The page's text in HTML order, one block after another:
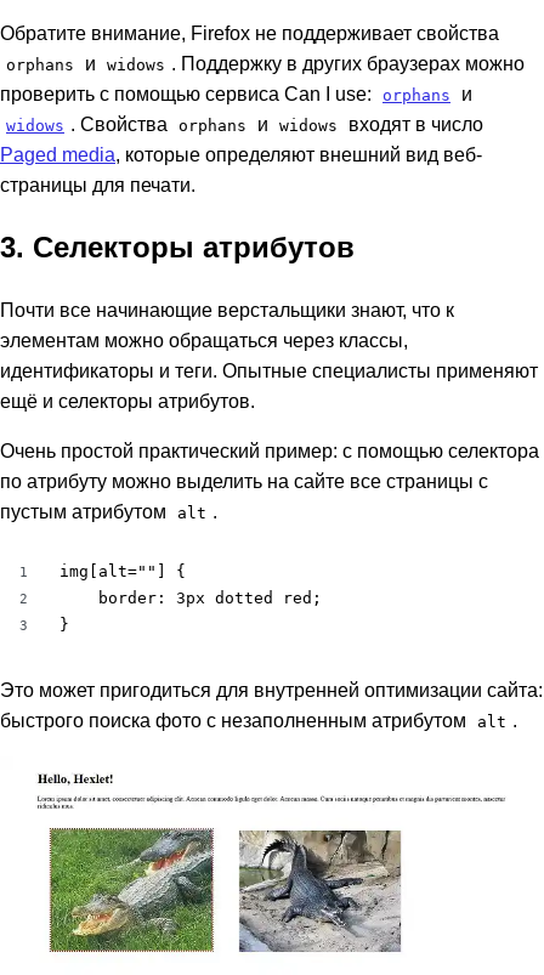
Обратите внимание, Firefox не поддерживает свойства
orphans и widows . Поддержку в других браузерах можно
проверить с помощью сервиса Can I use:
orphans и
widows . Свойства orphans и widows
входят в число
Paged media, которые определяют внешний вид веб-
страницы для печати.
3. Селекторы атрибутов
Почти все начинающие верстальщики знают, что к
элементам можно обращаться через классы,
идентификаторы и теги. Опытные специалисты применяют
ещё и селекторы атрибутов.
Очень простой практический пример: с помощью селектора
по атрибуту можно выделить на сайте все страницы с
пустым атрибутом
alt .
1
2
3
img[alt=""] {
}
Это может пригодиться для внутренней оптимизации сайта:
быстрого поиска фото с незаполненным атрибутом
alt .